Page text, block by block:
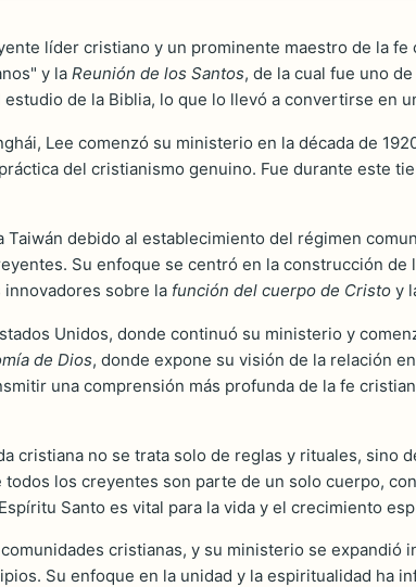
líder cristiano y un prominente maestro de la
y la Reunión de los Santos, de la cual fue uno
de la Biblia, lo que lo llevó a convertirse en
Lee comenzó su ministerio en la década de
del cristianismo genuino. Fue durante este
debido al establecimiento del régimen
Su enfoque se centró en la construcción de
sobre la función del cuerpo de Cristo y
Unidos, donde continuó su ministerio y
de Dios, donde expone su visión de la relación
una comprensión más profunda de la fe
cristiana no se trata solo de reglas y rituales, sino
los creyentes son parte de un solo cuerpo,
Santo es vital para la vida y el crecimiento
cristianas, y su ministerio se
Su enfoque en la unidad y la espiritualidad ha